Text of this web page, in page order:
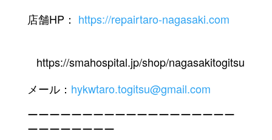
店舗HP： https://repairtaro-nagasaki.com
https://smahospital.jp/shop/nagasakitogitsu
メール： hykwtaro.togitsu@gmail.com
ーーーーーーーーーーーーーーーーーーー
ーーーーーーーー